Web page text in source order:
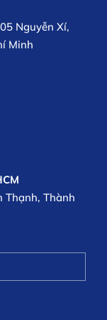
Nguyễn Xí,
Minh
Thạnh, Thành